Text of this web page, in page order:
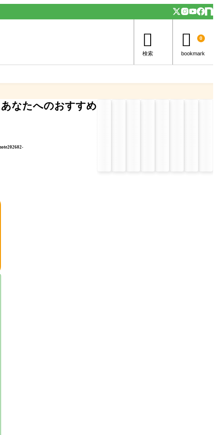

検索
 0
bookmark
あなたへのおすすめ